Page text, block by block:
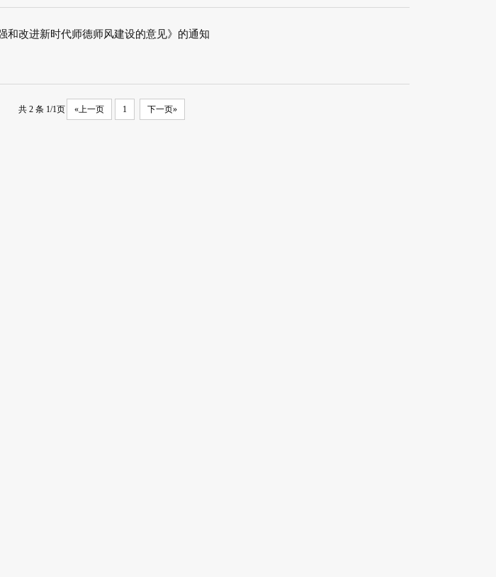
和改进新时代师德师风建设的意见》的通知
共 2 条 1/1页 «上一页 1 下一页»